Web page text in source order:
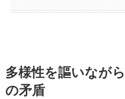
多様性を謳いなが
の矛盾